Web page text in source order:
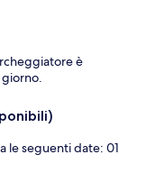
è
giorno.
le seguenti date: 01